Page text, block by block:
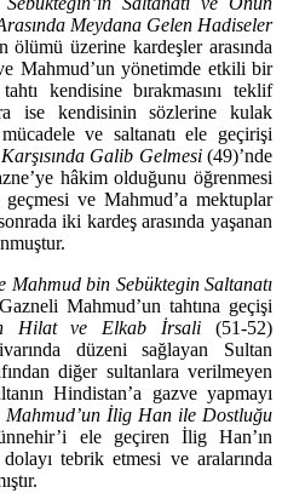
Meydana Gelen Hadiseler
ölümü üzerine kardeşler arasında
Mahmud’un yönetimde etkili bir
kendisine bırakmasını teklif
ise kendisinin sözlerine kulak
ve saltanatı ele geçi­rişi
Galib Gelmesi(49)’nde
hâkim olduğunu öğrenmesi
ve Mahmud’a mektuplar
iki kardeş arasında yaşanan
Mahmud bin Sebüktegin Saltanatı
Mahmud’un tahtına geçişi
Hilat ve Elkab İrsali (51-52)
düzeni sağlayan Sultan
diğer sultanlara verilmeyen
Hindistan’a gazve yapmayı
Mahmud’un İlig Han ile Dostluğu
ele geçiren İlig Han’ın
tebrik etmesi ve aralarında